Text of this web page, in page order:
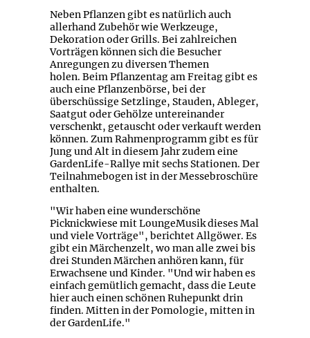
Neben Pflanzen gibt es natürlich auch
allerhand Zubehör wie Werkzeuge,
Dekoration oder Grills. Bei zahlreichen
Vorträgen können sich die Besucher
Anregungen zu diversen Themen
holen. Beim Pflanzentag am Freitag gibt es
auch eine Pflanzenbörse, bei der
überschüssige Setzlinge, Stauden, Ableger,
Saatgut oder Gehölze untereinander
verschenkt, getauscht oder verkauft werden
können. Zum Rahmenprogramm gibt es für
Jung und Alt in diesem Jahr zudem eine
GardenLife-Rallye mit sechs Stationen. Der
Teilnahmebogen ist in der Messebroschüre
enthalten.
"Wir haben eine wunderschöne
Picknickwiese mit LoungeMusik dieses Mal
und viele Vorträge", berichtet Allgöwer. Es
gibt ein Märchenzelt, wo man alle zwei bis
drei Stunden Märchen anhören kann, für
Erwachsene und Kinder. "Und wir haben es
einfach gemütlich gemacht, dass die Leute
hier auch einen schönen Ruhepunkt drin
finden. Mitten in der Pomologie, mitten in
der GardenLife."